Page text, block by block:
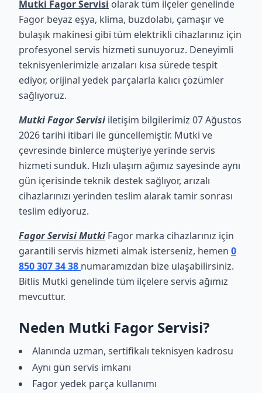
Mutki Fagor Servisi olarak tüm ilçeler genelinde
Fagor beyaz eşya, klima, buzdolabı, çamaşır ve
bulaşık makinesi gibi tüm elektrikli cihazlarınız için
profesyonel servis hizmeti sunuyoruz. Deneyimli
teknisyenlerimizle arızaları kısa sürede tespit
ediyor, orijinal yedek parçalarla kalıcı çözümler
sağlıyoruz.
Mutki Fagor Servisi iletişim bilgilerimiz 07 Ağustos
2026 tarihi itibari ile güncellemiştir. Mutki ve
çevresinde binlerce müşteriye yerinde servis
hizmeti sunduk. Hızlı ulaşım ağımız sayesinde aynı
gün içerisinde teknik destek sağlıyor, arızalı
cihazlarınızı yerinden teslim alarak tamir sonrası
teslim ediyoruz.
Fagor Servisi Mutki Fagor marka cihazlarınız için
garantili servis hizmeti almak isterseniz, hemen 0
850 307 34 38 numaramızdan bize ulaşabilirsiniz.
Bitlis Mutki genelinde tüm ilçelere servis ağımız
mevcuttur.
Neden Mutki Fagor Servisi?
Alanında uzman, sertifikalı teknisyen kadrosu
Aynı gün servis imkanı
Fagor yedek parça kullanımı